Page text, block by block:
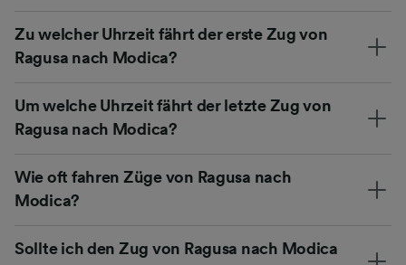
Zu welcher Uhrzeit fährt der erste Zug von
Ragusa nach Modica?
Um welche Uhrzeit fährt der letzte Zug von
Ragusa nach Modica?
Wie oft fahren Züge von Ragusa nach
Modica?
Sollte ich den Zug von Ragusa nach Modica